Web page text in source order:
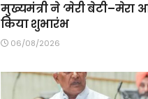
मुख्यमंत्री ने ‘मेरी बेटी–मेरा
किया शुभारंभ
06/08/2026